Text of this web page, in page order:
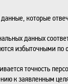
которые
данных
избыточными
точность
к заявленным